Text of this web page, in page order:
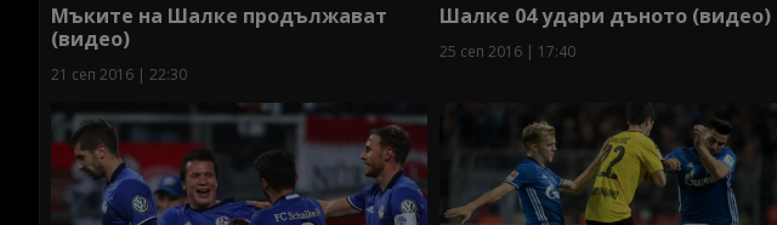
Мъките на Шалке продължават
(видео)
21 сеп 2016 | 22:30
Шалке 04 удари дъното (видео)
25 сеп 2016 | 17:40